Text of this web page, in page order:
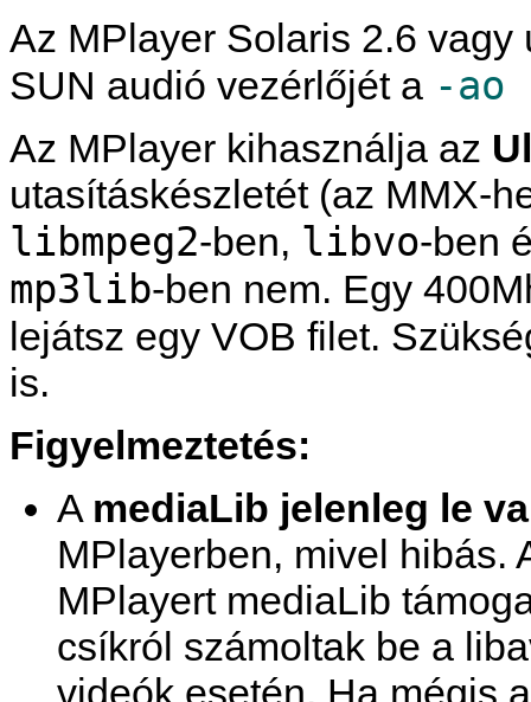
Az MPlayer Solaris 2.6 vagy
SUN audió vezérlőjét a -ao
Az MPlayer kihasználja az
utasításkészletét (az MMX-
libmpeg2-ben, libvo-ben
mp3lib-ben nem. Egy
lejátsz egy VOB filet.
is.
Figyelmeztetés:
A mediaLib jelenleg le
MPlayerben, mivel hibás.
MPlayert mediaLib
csíkról számoltak be a
videók esetén. Ha mégis